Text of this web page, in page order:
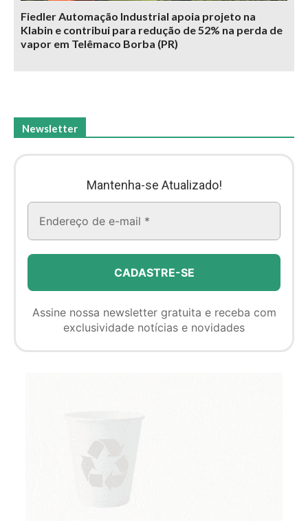
Fiedler Automação Industrial apoia projeto na
Klabin e contribui para redução de 52% na perda de
vapor em Telêmaco Borba (PR)
Newsletter
Mantenha-se Atualizado!
Assine nossa newsletter gratuita e receba com
exclusividade notícias e novidades